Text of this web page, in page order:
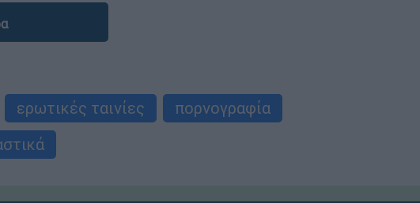
ερωτικές ταινίες
πορνογραφία